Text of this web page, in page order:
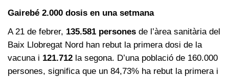
Gairebé 2.000 dosis en una setmana
A 21 de febrer, 135.581 persones de l’àrea sanitària del
Baix Llobregat Nord han rebut la primera dosi de la
vacuna i 121.712 la segona. D’una població de 160.000
persones, significa que un 84,73% ha rebut la primera i